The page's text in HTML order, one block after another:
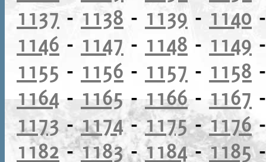
1137 - 1138 - 1139 - 1140
1146 - 1147 - 1148 - 1149
1155 - 1156 - 1157 - 1158
1164 - 1165 - 1166- 1167
1173-1174-1175-1176
1182-1183-1184-1185